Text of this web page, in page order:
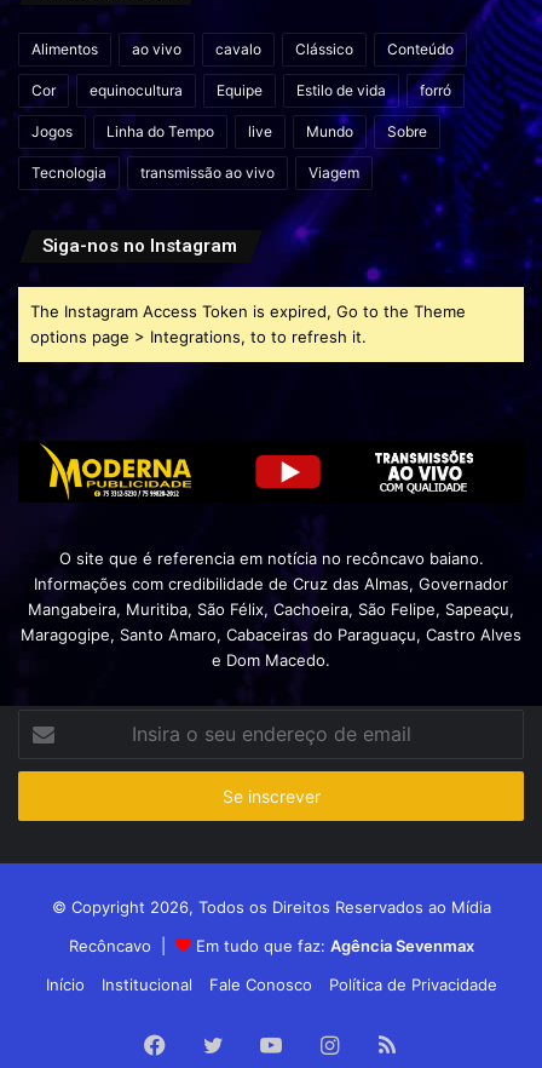
Alimentos ao vivo cavalo Clássico Conteúdo
Cor equinocultura Equipe Estilo de vida forró
Jogos Linha do Tempo live Mundo Sobre
Tecnologia transmissão ao vivo Viagem
Siga-nos no Instagram
The Instagram Access Token is expired, Go to the Theme
options page > Integrations, to to refresh it.
O site que é referencia em notícia no recôncavo baiano.
Informações com credibilidade de Cruz das Almas, Governador
Mangabeira, Muritiba, São Félix, Cachoeira, São Felipe, Sapeaçu,
Maragogipe, Santo Amaro, Cabaceiras do Paraguaçu, Castro Alves
e Dom Macedo.
seu
de
© Copyright 2026, Todos os Direitos Reservados ao Mídia
Recôncavo |
Em tudo que faz: Agência Sevenmax
Início
Institucional Fale Conosco Política de Privacidade
Facebook
TwitterYouTubeInstagram
RSS